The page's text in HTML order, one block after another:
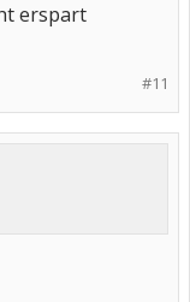
erspart
#11